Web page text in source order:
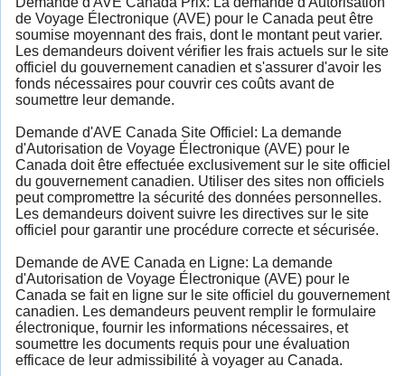
de Voyage Électronique (AVE) pour le Canada peut être
soumise moyennant des frais, dont le montant peut varier.
Les demandeurs doivent vérifier les frais actuels sur le site
officiel du gouvernement canadien et s'assurer d'avoir les
fonds nécessaires pour couvrir ces coûts avant de
soumettre leur demande.
Demande d'AVE Canada Site Officiel: La demande
d'Autorisation de Voyage Électronique (AVE) pour le
Canada doit être effectuée exclusivement sur le site officiel
du gouvernement canadien. Utiliser des sites non officiels
peut compromettre la sécurité des données personnelles.
Les demandeurs doivent suivre les directives sur le site
officiel pour garantir une procédure correcte et sécurisée.
Demande de AVE Canada en Ligne: La demande
d'Autorisation de Voyage Électronique (AVE) pour le
Canada se fait en ligne sur le site officiel du gouvernement
canadien. Les demandeurs peuvent remplir le formulaire
électronique, fournir les informations nécessaires, et
soumettre les documents requis pour une évaluation
efficace de leur admissibilité à voyager au Canada.